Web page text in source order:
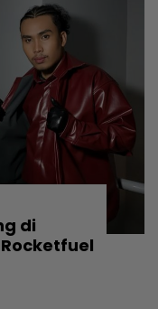
di